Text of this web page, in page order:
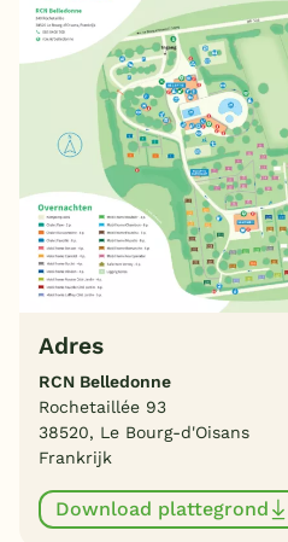
Adres
RCN Belledonne
Rochetaillée 93
38520, Le Bourg-d'Oisans
Frankrijk
Download plattegrond